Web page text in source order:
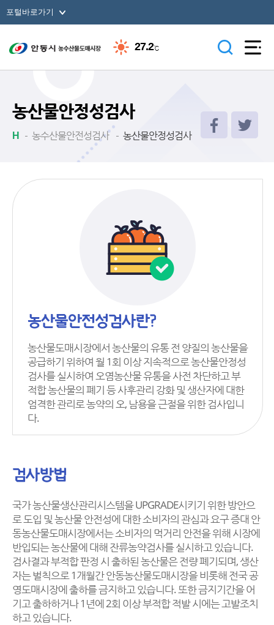
바로가기 메뉴
포털바로가기
27.2℃
농산물안정성검사
농수산물안전성검사 농산물안정성검사
농산물안전성검사란?
농산물도매시장에서 농산물의 유통 전 양질의 농산물을
공급하기 위하여 월 1회 이상 지속적으로 농산물안정성
검사를 실시하여 오염농산물 유통을 사전 차단하고 부
적합 농산물의 폐기 등 사후관리 강화 및 생산자에 대한
엄격한 관리로 농약의 오, 남용을 근절을 위한 검사입니
다.
검사방법
국가 농산물생산관리시스템을 UPGRADE시키기 위한 방안으
로 도입 및 농산물 안전성에 대한 소비자의 관심과 요구 증대 안
동농산물도매시장에서는 소비자의 먹거리 안전을 위해 시장에
반입되는 농산물에 대해 잔류농약검사를 실시하고 있습니다.
검사결과 부적합 판정 시 출하된 농산물은 전량 폐기되며, 생산
자는 벌칙으로 1개월간 안동농산물도매시장을 비롯해 전국 공
영도매시장에 출하를 금지하고 있습니다. 또한 금지기간을 어
기고 출하하거나 1년에 2회 이상 부적합 적발 시에는 고발조치
하고 있습니다.